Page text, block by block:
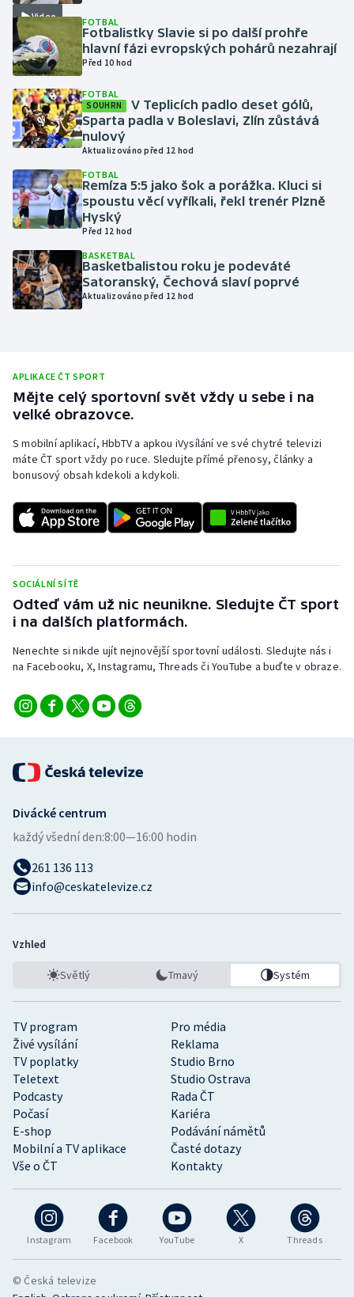
Judo
Krasobruslení
Lezení
Lyže a snowboard
Moderní pětiboj
Motorsport
Olympijské hry
Parasport
Plážový volejbal
Ragby
Rychlobruslení
Rychlostní kanoistika
Short track
Sportovní střelba
Stolní tenis
Veslování
Vodní slalom
Video FOTBAL
Fotbalistky Slavie si po další prohře
hlavní fázi evropských pohárů nezahrají
Před 10 hod
FOTBAL
SOUHRN
V Teplicích padlo deset gólů,
Sparta padla v Boleslavi, Zlín zůstává
nulový
Aktualizováno před 12 hod
FOTBAL
Remíza 5:5 jako šok a porážka. Kluci si
spoustu věcí vyříkali, řekl trenér Plzně
Hyský
Před 12 hod
BASKETBAL
Basketbalistou roku je podeváté
Satoranský, Čechová slaví poprvé
Aktualizováno před 12 hod
APLIKACE ČT SPORT
Mějte celý sportovní svět vždy u sebe i na
velké obrazovce.
S mobilní aplikací, HbbTV a apkou iVysílání ve své chytré televizi
máte ČT sport vždy po ruce. Sledujte přímé přenosy, články a
bonusový obsah kdekoli a kdykoli.
SOCIÁLNÍ SÍTĚ
Odteď vám už nic neunikne. Sledujte ČT sport
i na dalších platformách.
Nenechte si nikde ujít nejnovější sportovní události. Sledujte nás i
na Facebooku, X, Instagramu, Threads či YouTube a buďte v obraze.
Instagram Facebook YouTube X Threads
TV program
Pro média
Živé vysílání
Reklama
TV poplatky
Studio Brno
Teletext
Studio Ostrava
Podcasty
Rada ČT
Počasí
Kariéra
E-shop
Podávání námětů
Mobilní a TV aplikace
Časté dotazy
Vše o ČT
Kontakty
Divácké centrum
každý všední den:8:00—16:00 hodin
261 136 113
info@ceskatelevize.cz
Vzhled
Světlý Tmavý Systém
© Česká televize